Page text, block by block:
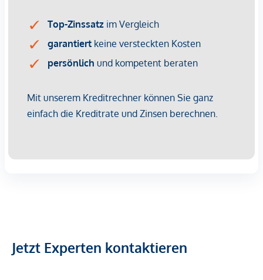
AIKO-ABC, Module mit einem 17,76 kw Batteriespeicher,
Integralspeicher, Fußbodenheizung im Wohnbereich und
Bad, Alarmanlage, beheizter Pool, Biotop, Kamin,
Grüne, Bewässerungsanlage und Mähroboter,
Kinderspielhaus, Fitnessraum mit Gym-Geräten, Satelliten-
Viele Einkaufsmöglichkeiten wie Hofer, Billa Plus, Bäckerei
Jetzt Experten kontaktieren